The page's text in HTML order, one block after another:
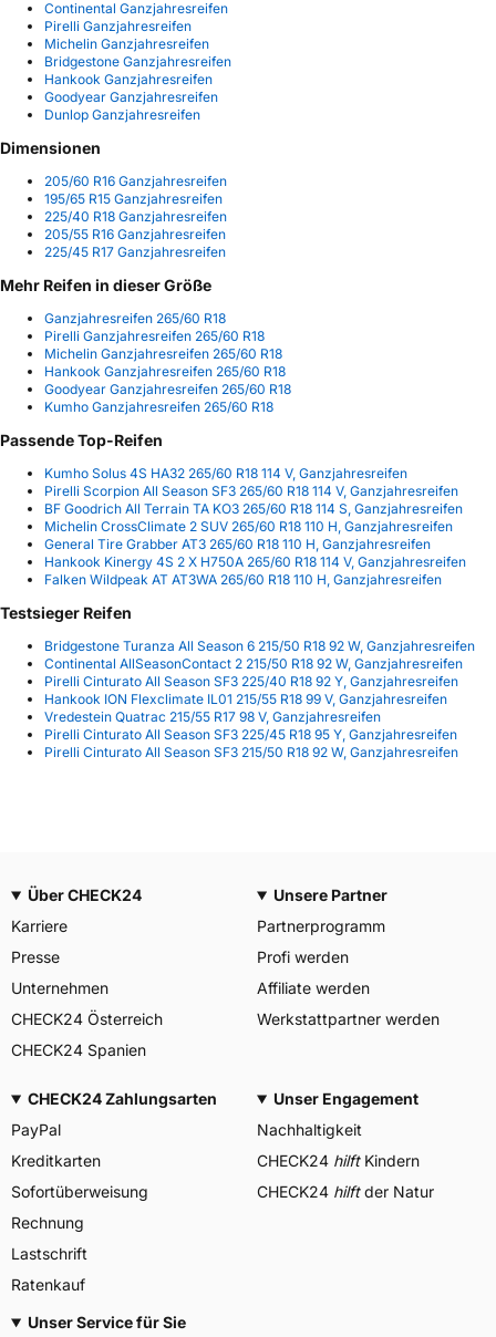
Continental Ganzjahresreifen
Pirelli Ganzjahresreifen
Michelin Ganzjahresreifen
Bridgestone Ganzjahresreifen
Hankook Ganzjahresreifen
Goodyear Ganzjahresreifen
Dunlop Ganzjahresreifen
Dimensionen
205/60 R16 Ganzjahresreifen
195/65 R15 Ganzjahresreifen
225/40 R18 Ganzjahresreifen
205/55 R16 Ganzjahresreifen
225/45 R17 Ganzjahresreifen
Mehr Reifen in dieser Größe
Ganzjahresreifen 265/60 R18
Pirelli Ganzjahresreifen 265/60 R18
Michelin Ganzjahresreifen 265/60 R18
Hankook Ganzjahresreifen 265/60 R18
Goodyear Ganzjahresreifen 265/60 R18
Kumho Ganzjahresreifen 265/60 R18
Passende Top-Reifen
Kumho Solus 4S HA32 265/60 R18 114 V, Ganzjahresreifen
Pirelli Scorpion All Season SF3 265/60 R18 114 V, Ganzjahresreifen
BF Goodrich All Terrain TA KO3 265/60 R18 114 S, Ganzjahresreifen
Michelin CrossClimate 2 SUV 265/60 R18 110 H, Ganzjahresreifen
General Tire Grabber AT3 265/60 R18 110 H, Ganzjahresreifen
Hankook Kinergy 4S 2 X H750A 265/60 R18 114 V, Ganzjahresreifen
Falken Wildpeak AT AT3WA 265/60 R18 110 H, Ganzjahresreifen
Testsieger Reifen
Bridgestone Turanza All Season 6 215/50 R18 92 W, Ganzjahresreifen
Continental AllSeasonContact 2 215/50 R18 92 W, Ganzjahresreifen
Pirelli Cinturato All Season SF3 225/40 R18 92 Y, Ganzjahresreifen
Hankook ION Flexclimate IL01 215/55 R18 99 V, Ganzjahresreifen
Vredestein Quatrac 215/55 R17 98 V, Ganzjahresreifen
Pirelli Cinturato All Season SF3 225/45 R18 95 Y, Ganzjahresreifen
Pirelli Cinturato All Season SF3 215/50 R18 92 W, Ganzjahresreifen
Über CHECK24
Karriere
Presse
Unternehmen
CHECK24 Österreich
CHECK24 Spanien
Unsere Partner
Partnerprogramm
Profi werden
Affiliate werden
Werkstattpartner werden
CHECK24 Zahlungsarten
PayPal
Kreditkarten
Sofortüberweisung
Rechnung
Lastschrift
Ratenkauf
Unser Engagement
Nachhaltigkeit
CHECK24 hilftKindern
CHECK24 hilftder Natur
Unser Service für Sie